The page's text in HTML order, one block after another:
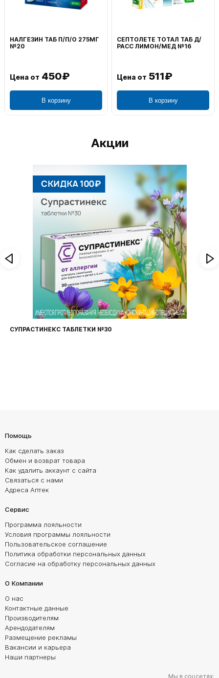
НАЛГЕЗИН ТАБ П/П/О 275МГ
№20
Цена от 450₽
В корзину
СЕПТОЛЕТЕ ТОТАЛ ТАБ Д/
РАСС ЛИМОН/МЕД №16
Цена от 511₽
В корзину
Акции
СУПРАСТИНЕКС ТАБЛЕТКИ №30
Помощь
Как сделать заказ
Обмен и возврат товара
Как удалить аккаунт с сайта
Связаться с нами
Адреса Аптек
Сервис
Программа лояльности
Условия программы лояльности
Пользовательское соглашение
Политика обработки персональных данных
Согласие на обработку персональных данных
О Компании
О нас
Контактные данные
Производителям
Арендодателям
Размещение рекламы
Вакансии и карьера
Наши партнеры
Мы в соцсетях: